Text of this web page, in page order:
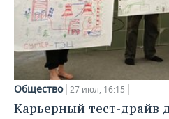
Общество 27 июл, 16:15
Карьерный тест-драйв